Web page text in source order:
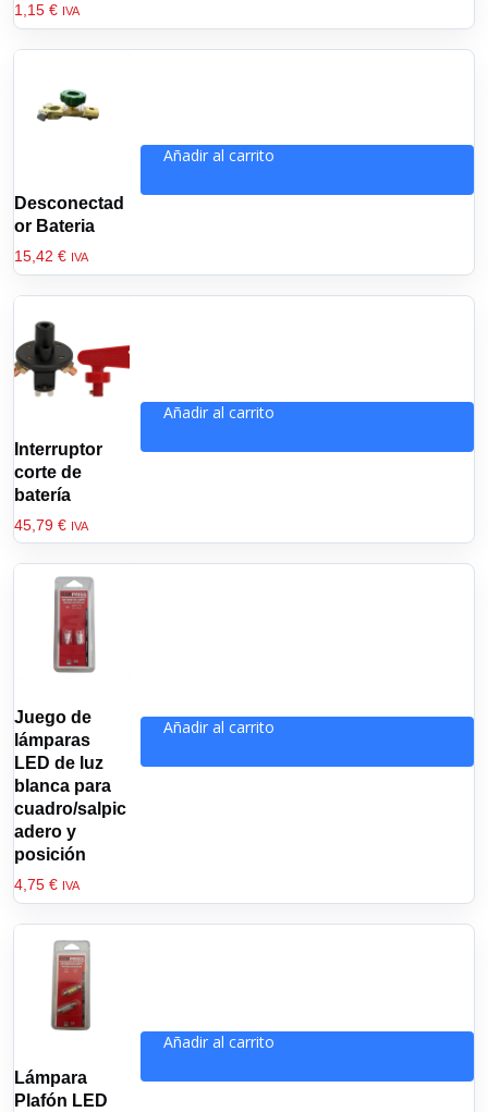
1,15 € IVA
Desconectad
or Bateria
15,42 € IVA
Añadir al carrito
Interruptor
corte de
batería
45,79 € IVA
Añadir al carrito
Juego de
lámparas
LED de luz
blanca para
cuadro/salpic
adero y
posición
4,75 € IVA
Añadir al carrito
Lámpara
Plafón LED
Añadir al carrito